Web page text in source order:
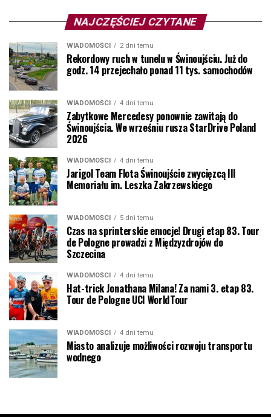
NAJCZĘŚCIEJ CZYTANE
WIADOMOŚCI 2 dni temu
Rekordowy ruch w tunelu w Świnoujściu. Już do
godz. 14 przejechało ponad 11 tys. samochodów
WIADOMOŚCI 4 dni temu
Zabytkowe Mercedesy ponownie zawitają do
Świnoujścia. We wrześniu rusza StarDrive Poland
2026
WIADOMOŚCI 4 dni temu
Jarigol Team Flota Świnoujście zwycięzcą III
Memoriału im. Leszka Zakrzewskiego
WIADOMOŚCI 5 dni temu
Czas na sprinterskie emocje! Drugi etap 83. Tour
de Pologne prowadzi z Międzyzdrojów do
Szczecina
WIADOMOŚCI 4 dni temu
Hat-trick Jonathana Milana! Za nami 3. etap 83.
Tour de Pologne UCI WorldTour
WIADOMOŚCI 4 dni temu
Miasto analizuje możliwości rozwoju transportu
wodnego